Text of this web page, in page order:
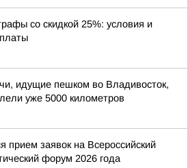
со скидкой 25%: условия и
идущие пешком во Владивосток,
уже 5000 километров
прием заявок на Всероссийский
форум 2026 года